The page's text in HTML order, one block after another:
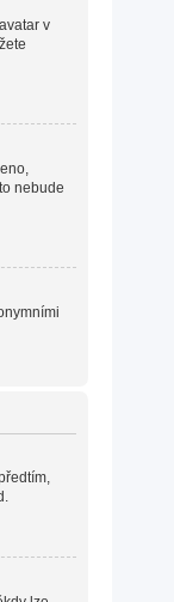
v
nebude